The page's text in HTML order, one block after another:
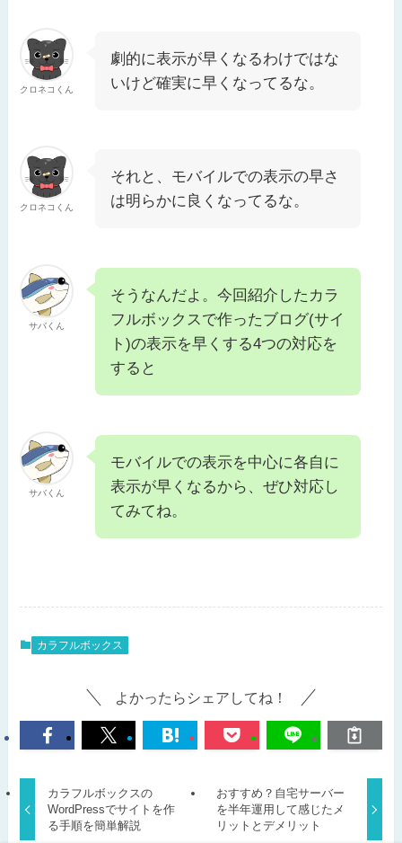
クロネコくん
劇的に表示が早くなるわけではな
いけど確実に早くなってるな。
クロネコくん
それと、モバイルでの表示の早さ
は明らかに良くなってるな。
サバくん
そうなんだよ。今回紹介したカラ
フルボックスで作ったブログ(サイ
ト)の表示を早くする4つの対応を
すると
サバくん
モバイルでの表示を中心に各自に
表示が早くなるから、ぜひ対応し
てみてね。
カラフルボックス
よかったらシェアしてね！
カラフルボックスの
WordPressでサイトを作
る手順を簡単解説
おすすめ？自宅サーバー
を半年運用して感じたメ
リットとデメリット